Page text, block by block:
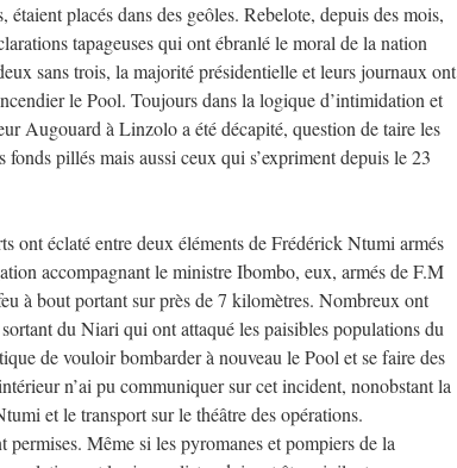
étaient placés dans des geôles. Rebelote, depuis des mois,
tapageuses qui ont ébranlé le moral de la nation
sans trois, la majorité présidentielle et leurs journaux ont
le Pool. Toujours dans la logique d’intimidation et
Augouard à Linzolo a été décapité, question de taire les
pillés mais aussi ceux qui s’expriment depuis le 23
ont éclaté entre deux éléments de Frédérick Ntumi armés
accompagnant le ministre Ibombo, eux, armés de F.M
à bout portant sur près de 7 kilomètres. Nombreux ont
du Niari qui ont attaqué les paisibles populations du
de vouloir bombarder à nouveau le Pool et se faire des
n’ai pu communiquer sur cet incident, nonobstant la
et le transport sur le théâtre des opérations.
permises. Même si les pyromanes et pompiers de la